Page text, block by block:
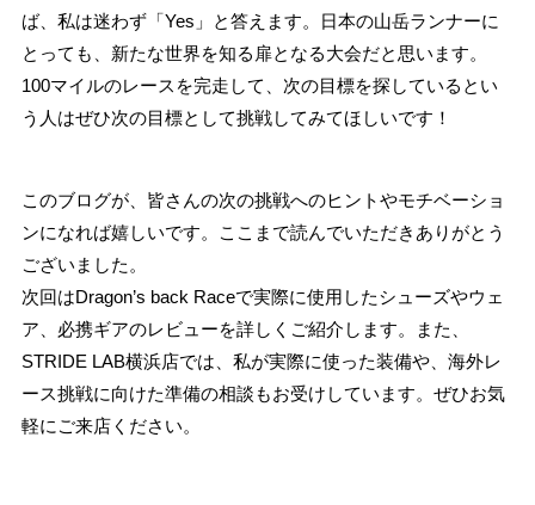
ば、私は迷わず「Yes」と答えます。日本の山岳ランナーに
とっても、新たな世界を知る扉となる大会だと思います。
100マイルのレースを完走して、次の目標を探しているとい
う人はぜひ次の目標として挑戦してみてほしいです！
このブログが、皆さんの次の挑戦へのヒントやモチベーショ
ンになれば嬉しいです。ここまで読んでいただきありがとう
ございました。
次回はDragon’s back Raceで実際に使用したシューズやウェ
ア、必携ギアのレビューを詳しくご紹介します。また、
STRIDE LAB横浜店では、私が実際に使った装備や、海外レ
ース挑戦に向けた準備の相談もお受けしています。ぜひお気
軽にご来店ください。